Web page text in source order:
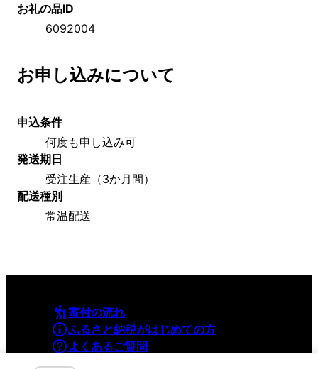
お礼の品ID
6092004
お申し込みについて
申込条件
何度も申し込み可
発送期日
受注生産（3か月間）
配送種別
常温配送
寄付の流れ
ふるさと納税がはじめての方
よくあるご質問
利用規約